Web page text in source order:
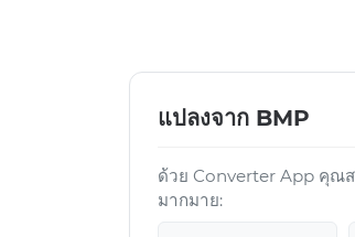
แปลงจาก BMP
ด้วย Converter App คุณ
มากมาย: